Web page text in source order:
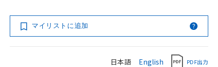
マイリストに追加
日本語 English PDF出力